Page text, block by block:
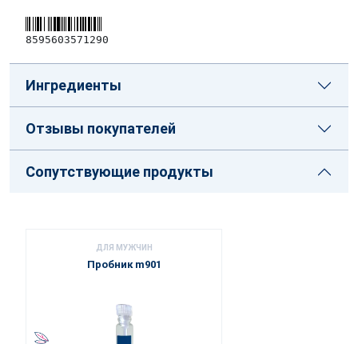
8595603571290
Ингредиенты
Отзывы покупателей
Сопутствующие продукты
ДЛЯ МУЖЧИН
Пробник m901